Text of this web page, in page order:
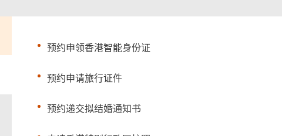
预约申领香港智能身份证
预约申请旅行证件
预约递交拟结婚通知书